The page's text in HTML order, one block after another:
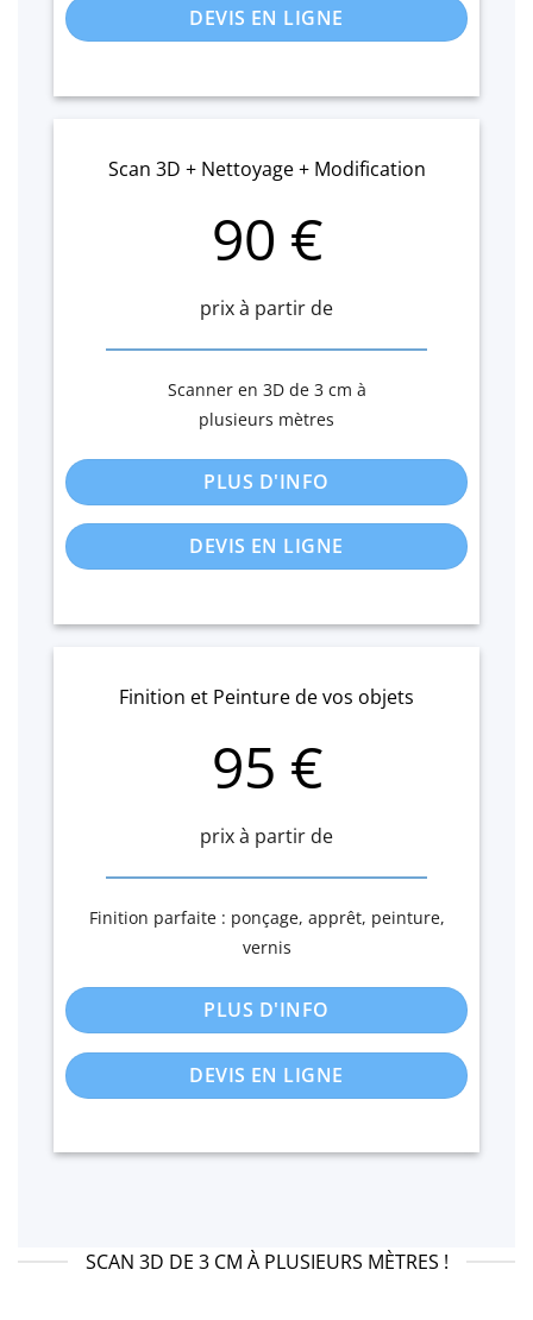
DEVIS EN LIGNE
Scan 3D + Nettoyage + Modification
90 €
prix à partir de
Scanner en 3D de 3 cm à
plusieurs mètres
PLUS D'INFO
DEVIS EN LIGNE
Finition et Peinture de vos objets
95 €
prix à partir de
Finition parfaite : ponçage, apprêt, peinture,
vernis
PLUS D'INFO
DEVIS EN LIGNE
SCAN 3D DE 3 CM À PLUSIEURS MÈTRES !